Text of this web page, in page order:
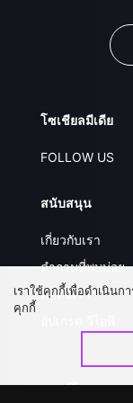
โซเชียลมีเดีย
FOLLOW US
สนับสนุน
เกี่ยวกับเรา
คำถามที่พบบ่อย
ติดต่อเรา
ดาวน์โหลดแอป
เราใช้คุกกี้เพื่อดำเนินก
คุกกี้